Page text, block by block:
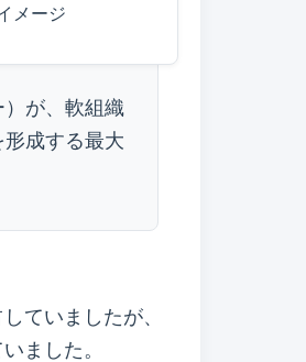
メージ
が、軟組織
成する最大
ていましたが、
ました。